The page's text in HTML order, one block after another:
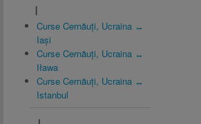
I
Curse Cernăuți, Ucraina ↔
Iași
Curse Cernăuți, Ucraina ↔
Iława
Curse Cernăuți, Ucraina ↔
Istanbul